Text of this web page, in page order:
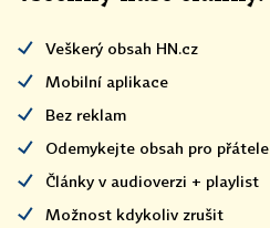
Veškerý obsah HN.cz
Mobilní aplikace
Bez reklam
Odemykejte obsah pro přátele
Články v audioverzi + playlist
Možnost kdykoliv zrušit